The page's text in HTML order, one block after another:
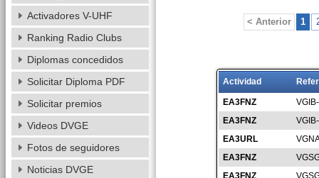
< Anterior 1
Actividad
EA3FNZ
EA3FNZ
EA3URL
EA3FNZ
EA3FNZ
Activadores V-UHF
Ranking Radio Clubs
Diplomas concedidos
Solicitar Diploma PDF
Solicitar premios
Videos DVGE
Fotos de seguidores
Noticias DVGE